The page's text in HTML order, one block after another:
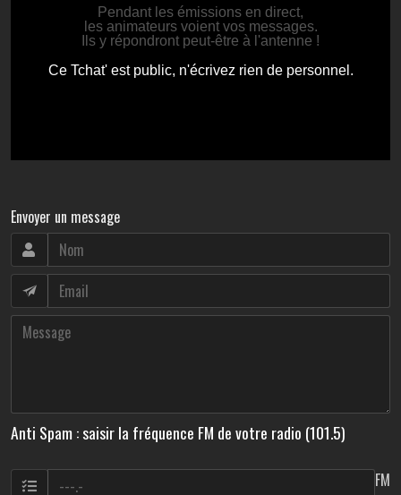
Envoyer un message
Anti Spam : saisir la fréquence FM de votre radio (101.5)
FM